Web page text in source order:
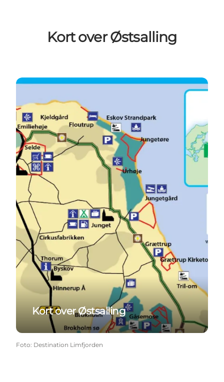
Kort over Østsalling
Kort over Østsalling
Kort over Østsalling
Foto: Destination Limfjorden